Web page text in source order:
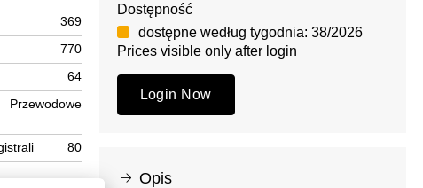
369
770
64
Przewodowe
80
Dostępność
dostępne według tygodnia: 38/2026
Prices visible only after login
Login Now
Opis